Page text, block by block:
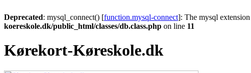
Deprecated: mysql_connect() [function.mysql-connect]: The mysql
koereskole.dk/public_html/classes/db.class.php on line 11
Kørekort-Køreskole.dk